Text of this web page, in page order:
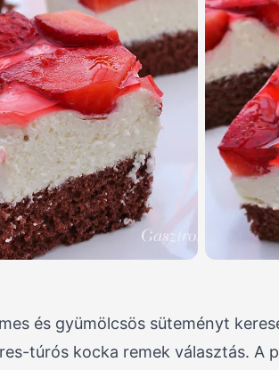
és gyümölcsös süteményt
túrós kocka remek választás. A